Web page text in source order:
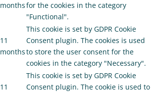
monthsfor the cookies in the category
"Functional".
11
months
This cookie is set by GDPR Cookie
Consent plugin. The cookies is used
to store the user consent for the
cookies in the category "Necessary".
11
This cookie is set by GDPR Cookie
Consent plugin. The cookie is used to